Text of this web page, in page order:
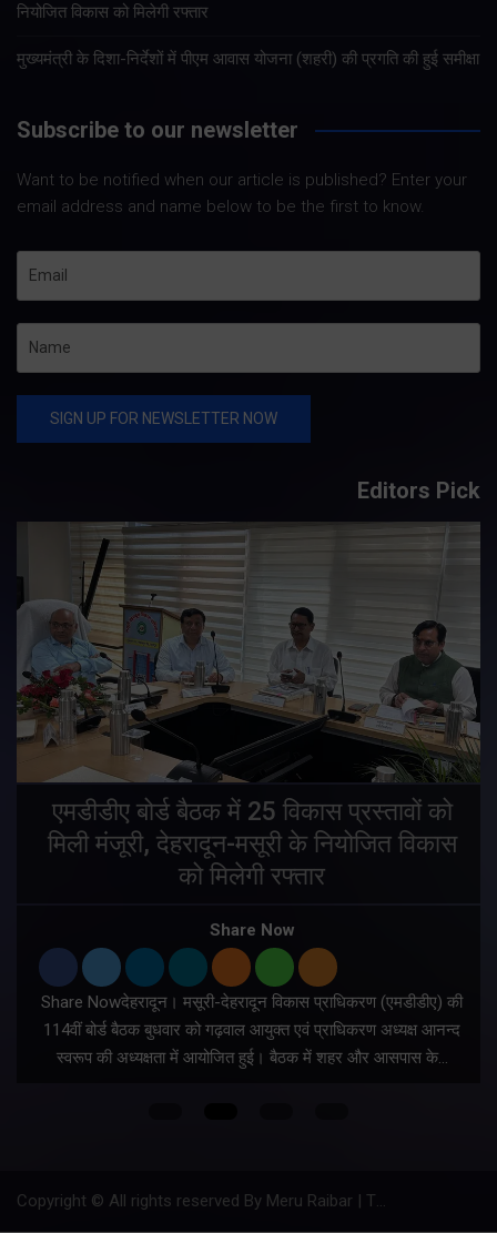
नियोजित विकास को मिलेगी रफ्तार
मुख्यमंत्री के दिशा-निर्देशों में पीएम आवास योजना (शहरी) की प्रगति की हुई समीक्षा
Subscribe to our newsletter
Want to be notified when our article is published? Enter your
email address and name below to be the first to know.
Editors Pick
एमडीडीए बोर्ड बैठक में 25 विकास प्रस्तावों को
मिली मंजूरी, देहरादून-मसूरी के नियोजित विकास
को मिलेगी रफ्तार
Share Now
Share Nowदेहरादून। मसूरी-देहरादून विकास प्राधिकरण (एमडीडीए) की
114वीं बोर्ड बैठक बुधवार को गढ़वाल आयुक्त एवं प्राधिकरण अध्यक्ष आनन्द
स्वरूप की अध्यक्षता में आयोजित हुई। बैठक में शहर और आसपास के…
Copyright © All rights reserved By Meru Raibar | Theme by